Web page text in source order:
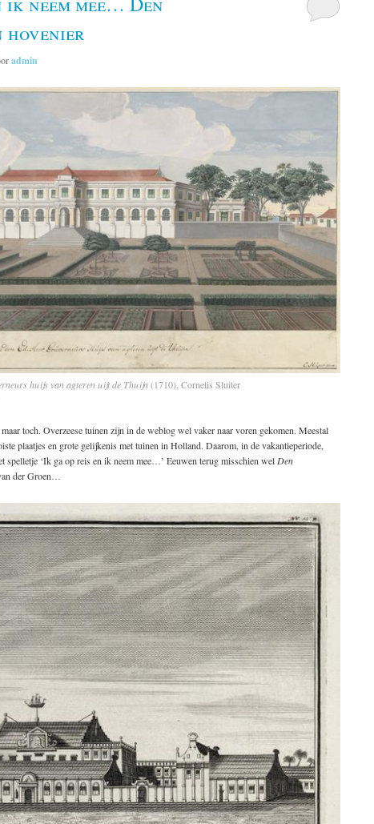
hovenier
admin
huijs van agteren uijt de Thuijn(1710), Cornelis Sluiter
toch. Overzeese tuinen zijn in de weblog wel vaker naar voren gekomen. Meestal
plaatjes en grote gelijkenis met tuinen in Holland. Daarom, in de vakantieperiode,
spelletje ‘Ik ga op reis en ik neem mee…’ Eeuwen terug misschien wel Den
der Groen…